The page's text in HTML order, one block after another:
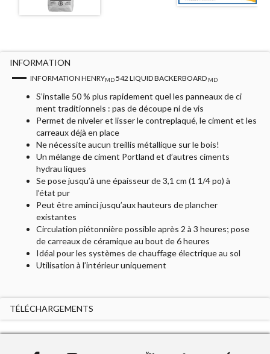
INFORMATION
INFORMATION HENRYMD542 LIQUID BACKERBOARD MD
S’installe 50 % plus rapidement quel les panneaux de ci
ment traditionnels : pas de découpe ni de vis
Permet de niveler et lisser le contreplaqué, le ciment et les
carreaux déjà en place
Ne nécessite aucun treillis métallique sur le bois!
Un mélange de ciment Portland et d’autres ciments
hydrau liques
Se pose jusqu’à une épaisseur de 3,1 cm (1 1/4 po) à
l’état pur
Peut être aminci jusqu’aux hauteurs de plancher
existantes
Circulation piétonnière possible après 2 à 3 heures; pose
de carreaux de céramique au bout de 6 heures
Idéal pour les systèmes de chauffage électrique au sol
Utilisation à l’intérieur uniquement
TÉLÉCHARGEMENTS